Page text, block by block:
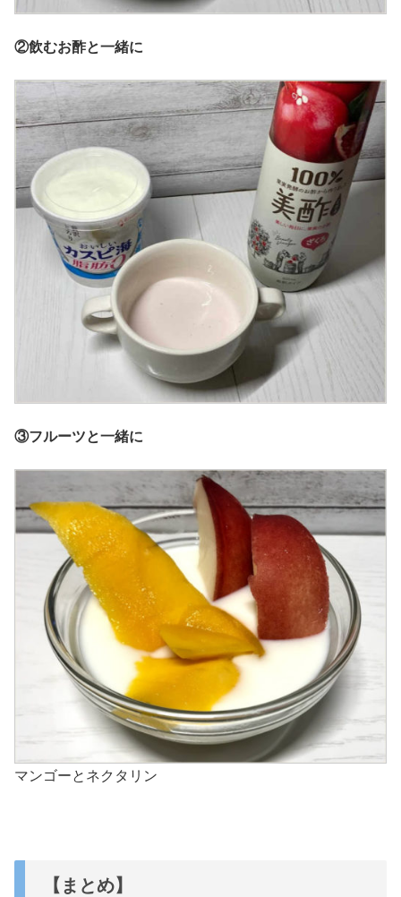
②飲むお酢と一緒に
③フルーツと一緒に
マンゴーとネクタリン
【まとめ】